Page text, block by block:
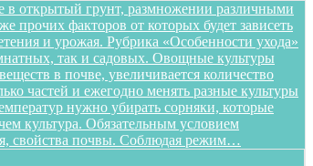
открытый грунт, размножении различными
прочих факторов от которых будет зависеть
и урожая. Рубрика «Особенности ухода»
так и садовых. Овощные культуры
в почве, увеличивается количество
частей и ежегодно менять разные культуры
нужно убирать сорняки, которые
культура. Обязательным условием
свойства почвы. Соблюдая режим…